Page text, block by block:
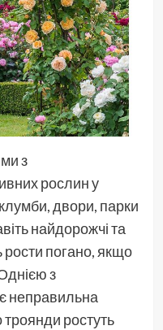
з
рослин у
двори, парки
найдорожчі та
рости погано, якщо
з
неправильна
ростуть